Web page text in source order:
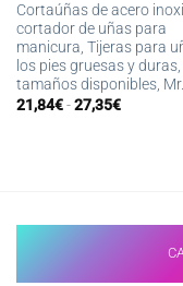
Cortaúñas de acero
cortador de uñas para
manicura, Tijeras para
los pies gruesas y
tamaños disponibles,
21,84€ - 27,35€Rango